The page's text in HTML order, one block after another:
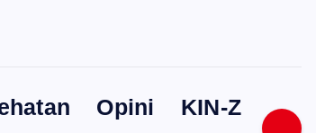
Opini
KIN-Z